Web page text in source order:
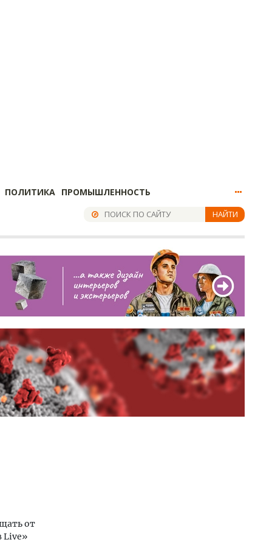
ПОЛИТИКА ПРОМЫШЛЕННОСТЬ
НАЙТИ
от
Live»